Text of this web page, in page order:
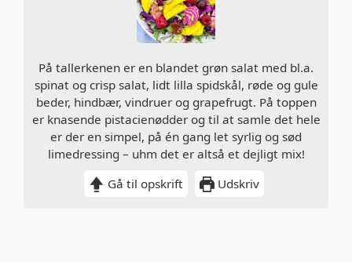
På tallerkenen er en blandet grøn salat med bl.a.
spinat og crisp salat, lidt lilla spidskål, røde og gule
beder, hindbær, vindruer og grapefrugt. På toppen
er knasende pistacienødder og til at samle det hele
er der en simpel, på én gang let syrlig og sød
limedressing – uhm det er altså et dejligt mix!
Gå til opskrift
Udskriv